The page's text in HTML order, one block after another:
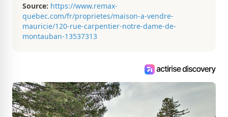
Source: https://www.remax-
quebec.com/fr/proprietes/maison-a-vendre-
mauricie/120-rue-carpentier-notre-dame-de-
montauban-13537313